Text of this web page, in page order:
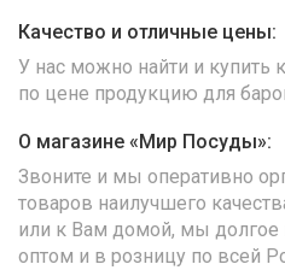
Качество и отличные цены:
У нас можно найти и купить
по цене продукцию для
О магазине «Мир Посуды»:
Звоните и мы оперативно
товаров наилучшего
или к Вам домой, мы долгое
оптом и в розницу по всей